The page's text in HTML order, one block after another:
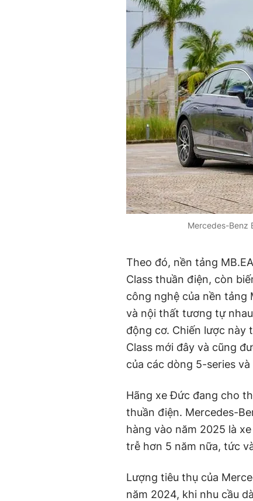
Mercedes-Benz
Theo đó, nền tảng
Class thuần điện, còn
công nghệ của nền tảng
và nội thất tương tự
động cơ. Chiến lược này
Class mới đây và cũng
của các dòng 5-series
Hãng xe Đức đang cho
thuần điện. Mercedes-
hàng vào năm 2025 là
trễ hơn 5 năm nữa, tức
Lượng tiêu thụ của
năm 2024, khi nhu cầu